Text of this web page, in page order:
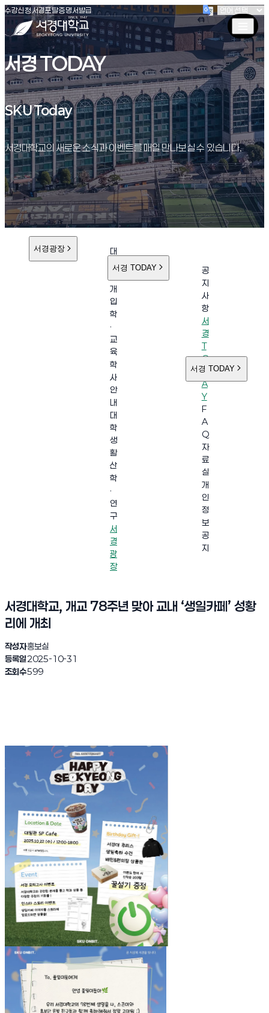
서경대학교
수강신청(새창 열림)
서경포탈(새창 열림)
증명서발급(새창 열림)
서경 TODAY
SKU Today
SKU Today
서경대학교의 새로운 소식과 이벤트를 매일 만나보실 수 있습니다.
서경광장
대
학
개
입
학
·
교
육
학
사
안
내
대
학
생
활
산
학
·
연
구
서
경
광
장
서경 TODAY
공
지
사
항
서
경
T
O
D
A
Y
F
A
Q
자
료
실
개
인
정
보
공
지
서경 TODAY
서경대학교, 개교 78주년 맞아 교내 ‘생일카페’ 성황
리에 개최
작성자홍보실
등록일2025-10-31
조회수599